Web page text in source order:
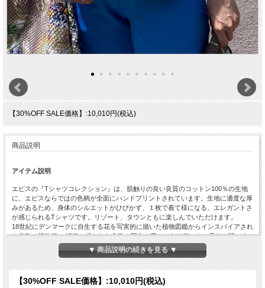
【30%OFF SALE価格】:10,010円(税込)
商品説明
アイテム説明
エピスの『Tシャツコレクション』は、肌触りの良い良質のコットン100％の生地
に、エピスならではの色柄が全面にハンドプリントされています。生地に適度な厚
みがあるため、身体のシルエットがひびかず、１枚で着て様になる、エレガントさ
が感じられるTシャツです。リゾート、タウンともに楽しんでいただけます。
18世紀にデンマークに自生する花を写実的に描いた植物図鑑からインスパイアされ
た北欧の植物柄。 精緻に描かれた北欧の野生の花々からはアートの香りが漂いま
す。
＊【Loose Kimono Style（ゆったりしたKIMONOスタイル）】「ドルマン袖」で身
サイズは日本のものより少し大きめなので、1サイズ下でジャストで着たり、わざ
▼ 商品説明の続きを見る ▼
【30%OFF SALE価格】:10,010円(税込)